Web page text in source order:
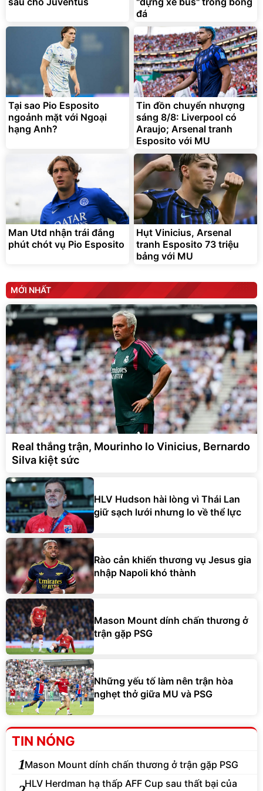
Đã bán nhiều Đang xem nhiều
G-FORCE VIETNA
đá
Tại sao Pio Esposito
ngoảnh mặt với Ngoại
hạng Anh?
Tin đồn chuyển nhượng
sáng 8/8: Liverpool có
Araujo; Arsenal tranh
Esposito với MU
Man Utd nhận trái đắng
phút chót vụ Pio Esposito
Hụt Vinicius, Arsenal
tranh Esposito 73 triệu
bảng với MU
MỚI NHẤT
Real thắng trận, Mourinho lo Vinicius, Bernardo
Silva kiệt sức
HLV Hudson hài lòng vì Thái Lan
giữ sạch lưới nhưng lo về thể lực
Rào cản khiến thương vụ Jesus gia
nhập Napoli khó thành
Mason Mount dính chấn thương ở
trận gặp PSG
Những yếu tố làm nên trận hòa
nghẹt thở giữa MU và PSG
TIN NÓNG
1Mason Mount dính chấn thương ở trận gặp PSG
HLV Herdman hạ thấp AFF Cup sau thất bại của